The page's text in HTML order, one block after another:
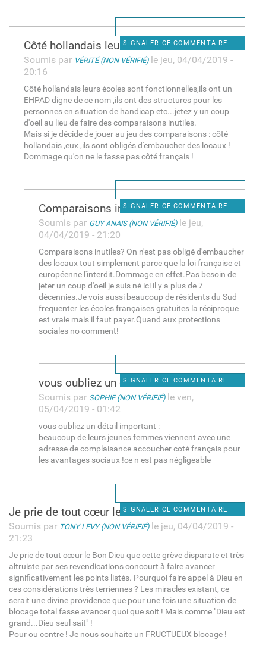
SIGNALER CE COMMENTAIRE
Côté hollandais leurs écoles
Soumis par VÉRITÉ (NON VÉRIFIÉ)le jeu, 04/04/2019 -
20:16
Côté hollandais leurs écoles sont fonctionnelles,ils ont un
EHPAD digne de ce nom ,ils ont des structures pour les
personnes en situation de handicap etc...jetez y un coup
d'oeil au lieu de faire des comparaisons inutiles.
Mais si je décide de jouer au jeu des comparaisons : côté
hollandais ,eux ,ils sont obligés d'embaucher des locaux !
Dommage qu'on ne le fasse pas côté français !
SIGNALER CE COMMENTAIRE
Comparaisons inutiles? On n
Soumis par GUY ANAIS (NON VÉRIFIÉ)le jeu,
04/04/2019 - 21:20
Comparaisons inutiles? On n'est pas obligé d'embaucher
des locaux tout simplement parce que la loi française et
européenne l'interdit.Dommage en effet.Pas besoin de
jeter un coup d'oeil je suis né ici il y a plus de 7
décennies.Je vois aussi beaucoup de résidents du Sud
frequenter les écoles françaises gratuites la réciproque
est vraie mais il faut payer.Quand aux protections
sociales no comment!
SIGNALER CE COMMENTAIRE
vous oubliez un détail
Soumis par SOPHIE (NON VÉRIFIÉ)le ven,
05/04/2019 - 01:42
vous oubliez un détail important :
beaucoup de leurs jeunes femmes viennent avec une
adresse de complaisance accoucher coté français pour
les avantages sociaux !ce n est pas négligeable
SIGNALER CE COMMENTAIRE
Je prie de tout cœur le Bon
Soumis par TONY LEVY (NON VÉRIFIÉ)le jeu, 04/04/2019 -
21:23
Je prie de tout cœur le Bon Dieu que cette grève disparate et très
altruiste par ses revendications concourt à faire avancer
significativement les points listés. Pourquoi faire appel à Dieu en
ces considérations très terriennes ? Les miracles existant, ce
serait une divine providence que pour une fois une situation de
blocage total fasse avancer quoi que soit ! Mais comme "Dieu est
grand...Dieu seul sait" !
Pour ou contre ! Je nous souhaite un FRUCTUEUX blocage !